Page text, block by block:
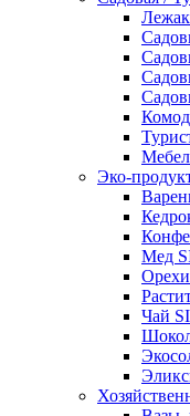
Эко-
Мед
Чай